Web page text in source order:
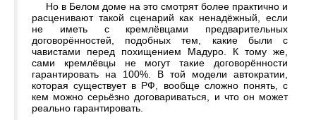
Но в Белом доме на это смотрят более практично и
расценивают такой сценарий как ненадёжный, если
не иметь с кремлёвцами предварительных
договорённостей, подобных тем, какие были с
чавистами перед похищением Мадуро. К тому же,
сами кремлёвцы не могут такие договорённости
гарантировать на 100%. В той модели автократии,
которая существует в РФ, вообще сложно понять, с
кем можно серьёзно договариваться, и что он может
реально гарантировать.